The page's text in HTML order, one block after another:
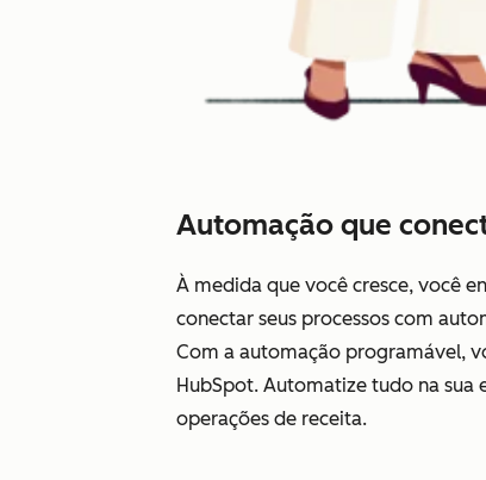
Automação que
À medida que você cresce, você
conectar seus processos com
Com a automação programável,
HubSpot. Automatize tudo na sua
operações de receita.